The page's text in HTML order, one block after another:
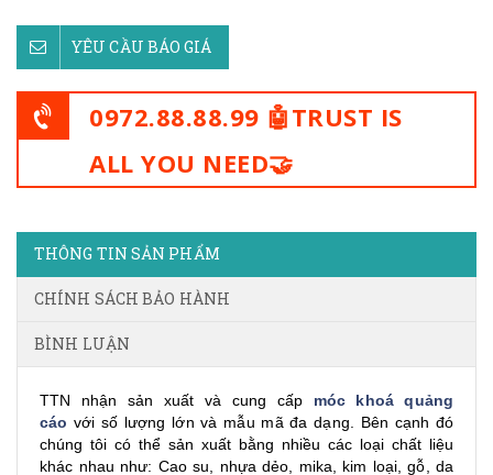
YÊU CẦU BÁO GIÁ
0972.88.88.99 🤖TRUST IS
ALL YOU NEED🤝
THÔNG TIN SẢN PHẨM
CHÍNH SÁCH BẢO HÀNH
BÌNH LUẬN
TTN nhận sản xuất và cung cấp móc khoá quảng
cáo với số lượng lớn và mẫu mã đa dạng. Bên cạnh đó
chúng tôi có thể sản xuất bằng nhiều các loại chất liệu
khác nhau như: Cao su, nhựa dẻo, mika, kim loại, gỗ, da